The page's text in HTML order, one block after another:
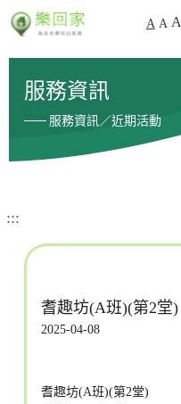
A A A
服務資訊
服務資訊／近期活動
:::
耆趣坊(A班)(第2堂)
2025-04-08
耆趣坊(A班)(第2堂)